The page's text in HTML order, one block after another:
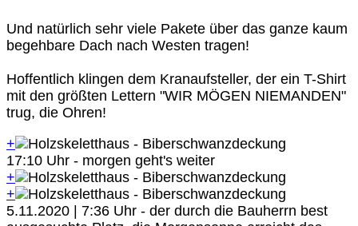
Und natürlich sehr viele Pakete über das ganze kaum
begehbare Dach nach Westen tragen!
Hoffentlich klingen dem Kranaufsteller, der ein T-Shirt
mit den größten Lettern "WIR MÖGEN NIEMANDEN"
trug, die Ohren!
+
17:10 Uhr - morgen geht's weiter
+
+
5.11.2020 | 7:36 Uhr - der durch die Bauherrn best